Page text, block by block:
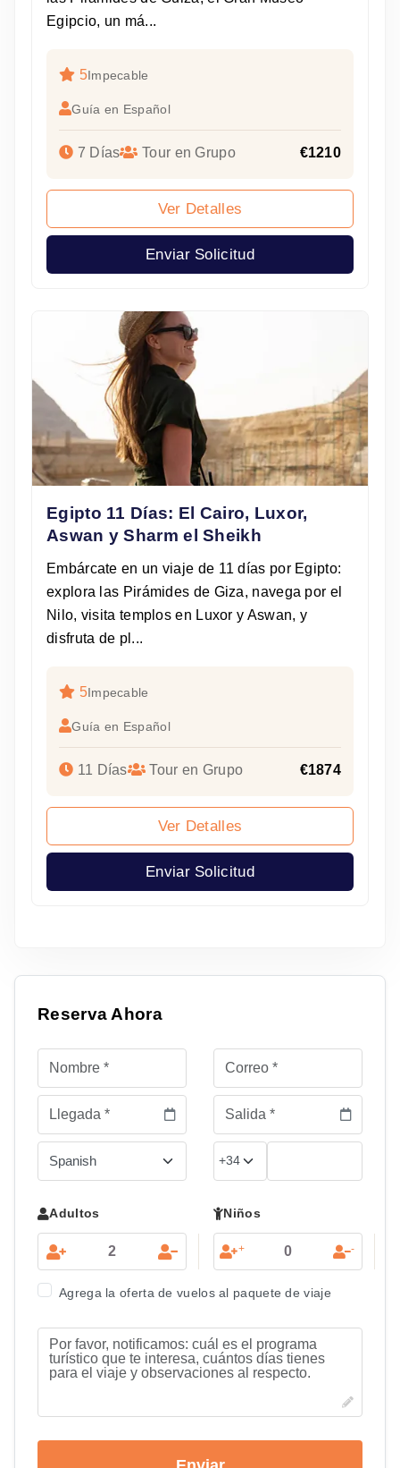
Egipcio, un má...
5Impecable
Guía en Español
7 Días Tour en Grupo €1210
Ver Detalles
Enviar Solicitud
Egipto 11 Días: El Cairo, Luxor,
Aswan y Sharm el Sheikh
Embárcate en un viaje de 11 días por Egipto:
explora las Pirámides de Giza, navega por el
Nilo, visita templos en Luxor y Aswan, y
disfruta de pl...
5Impecable
Guía en Español
11 Días Tour en Grupo €1874
Ver Detalles
Enviar Solicitud
Reserva Ahora
Adultos Niños
+ -
Agrega la oferta de vuelos al paquete de viaje